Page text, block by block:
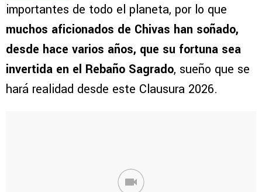
importantes de todo el planeta, por lo que
muchos aficionados de Chivas han soñado,
desde hace varios años, que su fortuna sea
invertida en el Rebaño Sagrado, sueño que se
hará realidad desde este Clausura 2026.